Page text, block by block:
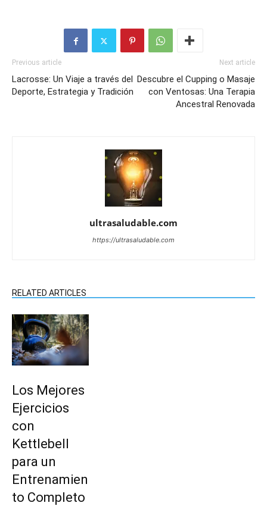
Previous article
Lacrosse: Un Viaje a través del
Deporte, Estrategia y Tradición
Next article
Descubre el Cupping o Masaje
con Ventosas: Una Terapia
Ancestral Renovada
ultrasaludable.com
https://ultrasaludable.com
RELATED ARTICLES
Los Mejores
Ejercicios
con
Kettlebell
para un
Entrenamien
to Completo